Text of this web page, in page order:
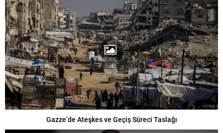
Gazze’de Ateşkes ve Geçiş Süreci Taslağı